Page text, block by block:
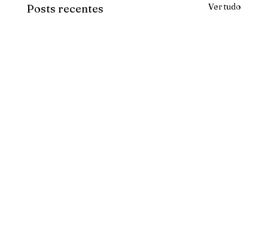
Posts recentes Ver tudo